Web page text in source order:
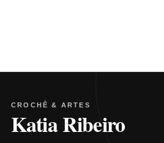
CROCHÊ & ARTES
Katia Ribeiro